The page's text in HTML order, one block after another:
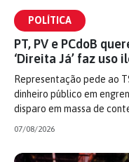
POLÍTICA
PT, PV e PCdoB
‘Direita Já’ faz uso
Representação pede ao
dinheiro público em
disparo em massa de
07/08/2026